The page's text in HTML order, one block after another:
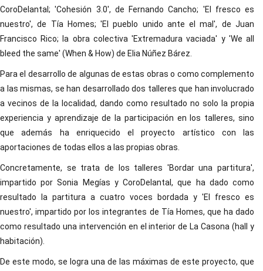
CoroDelantal; 'Cohesión 3.0', de Fernando Cancho; 'El fresco es
nuestro', de Tía Homes; 'El pueblo unido ante el mal', de Juan
Francisco Rico; la obra colectiva 'Extremadura vaciada' y 'We all
bleed the same' (When & How) de Elia Núñez Bárez.
Para el desarrollo de algunas de estas obras o como complemento
a las mismas, se han desarrollado dos talleres que han involucrado
a vecinos de la localidad, dando como resultado no solo la propia
experiencia y aprendizaje de la participación en los talleres, sino
que además ha enriquecido el proyecto artístico con las
aportaciones de todas ellos a las propias obras.
Concretamente, se trata de los talleres 'Bordar una partitura',
impartido por Sonia Megías y CoroDelantal, que ha dado como
resultado la partitura a cuatro voces bordada y 'El fresco es
nuestro', impartido por los integrantes de Tía Homes, que ha dado
como resultado una intervención en el interior de La Casona (hall y
habitación).
De este modo, se logra una de las máximas de este proyecto, que